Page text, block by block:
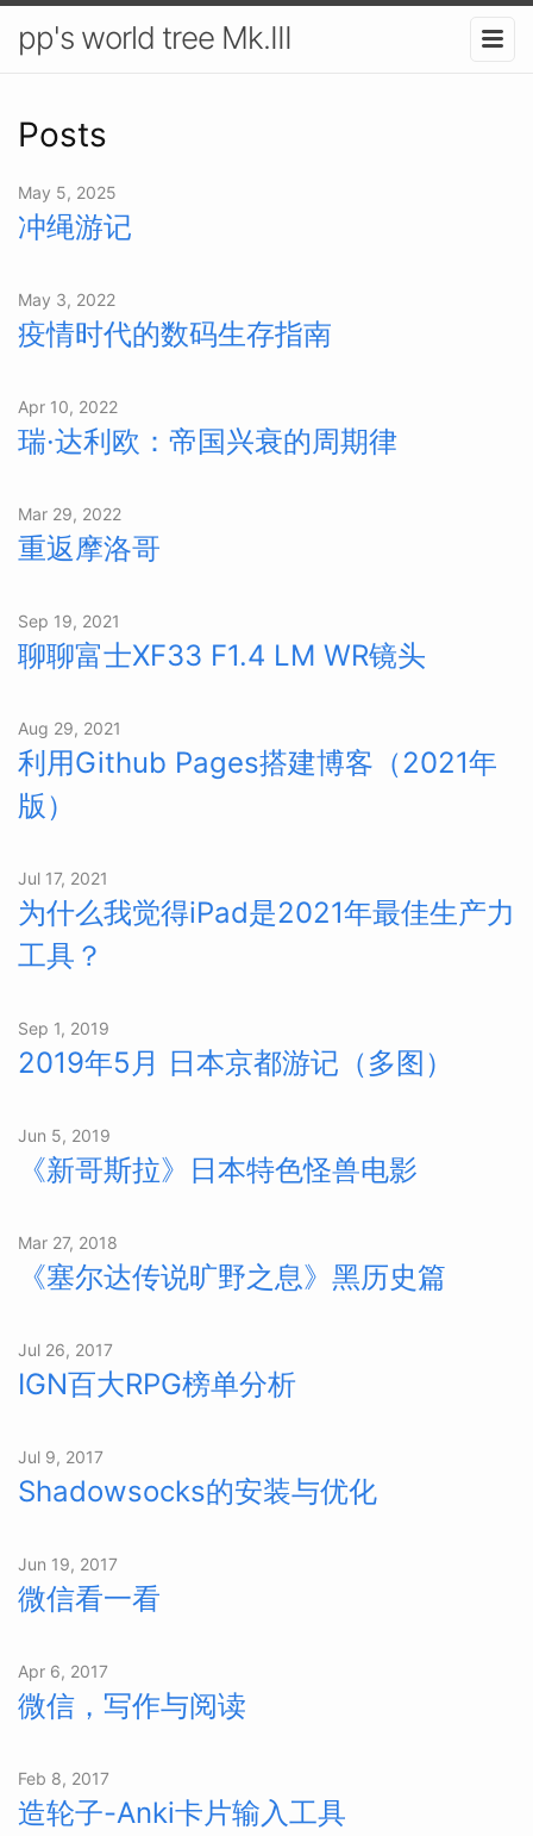
pp's world tree Mk.III
Posts
May 5, 2025
冲绳游记
May 3, 2022
疫情时代的数码生存指南
Apr 10, 2022
瑞·达利欧：帝国兴衰的周期律
Mar 29, 2022
重返摩洛哥
Sep 19, 2021
聊聊富士XF33 F1.4 LM WR镜头
Aug 29, 2021
利用Github Pages搭建博客（2021年
版）
Jul 17, 2021
为什么我觉得iPad是2021年最佳生产力
工具？
Sep 1, 2019
2019年5月 日本京都游记（多图）
Jun 5, 2019
《新哥斯拉》日本特色怪兽电影
Mar 27, 2018
《塞尔达传说旷野之息》黑历史篇
Jul 26, 2017
IGN百大RPG榜单分析
Jul 9, 2017
Shadowsocks的安装与优化
Jun 19, 2017
微信看一看
Apr 6, 2017
微信，写作与阅读
Feb 8, 2017
造轮子-Anki卡片输入工具